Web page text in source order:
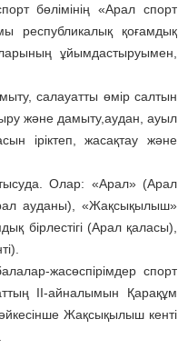
бөлімінің «Арал спорт
республикалық қоғамдық
ұйымдастыруымен,
салауатты өмір салтын
және дамыту,аудан, ауыл
іріктеп, жасақтау және
Олар: «Арал» (Арал
ауданы), «Жақсықылыш»
бірлестігі (Арал қаласы),
жасөспірімдер спорт
ІІ-айналымын Қарақұм
Жақсықылыш кенті